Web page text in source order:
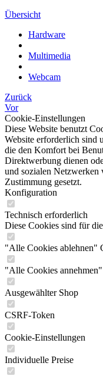
Übersicht
Hardware
Multimedia
Webcam
Zurück
Vor
Cookie-Einstellungen
Diese Website benutzt
Website erforderlich sind
die den Komfort bei
Direktwerbung dienen
und sozialen Netzwerken
Zustimmung gesetzt.
Konfiguration
Technisch erforderlich
Diese Cookies sind für
"Alle Cookies ablehnen"
"Alle Cookies
Ausgewählter Shop
CSRF-Token
Cookie-Einstellungen
Individuelle Preise